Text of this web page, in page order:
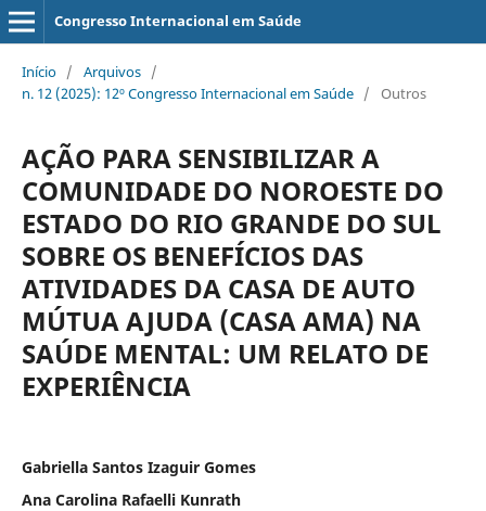
Congresso Internacional em Saúde
Início / Arquivos /
n. 12 (2025): 12º Congresso Internacional em Saúde / Outros
AÇÃO PARA SENSIBILIZAR A
COMUNIDADE DO NOROESTE DO
ESTADO DO RIO GRANDE DO SUL
SOBRE OS BENEFÍCIOS DAS
ATIVIDADES DA CASA DE AUTO
MÚTUA AJUDA (CASA AMA) NA
SAÚDE MENTAL: UM RELATO DE
EXPERIÊNCIA
Gabriella Santos Izaguir Gomes
Ana Carolina Rafaelli Kunrath